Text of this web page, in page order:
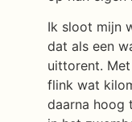
Ik sloot mijn
dat als een
uittorent.
flink wat
daarna hoog